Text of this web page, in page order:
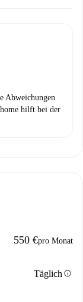
Abweichungen
hilft bei der
550 €pro Monat
Täglichinfo